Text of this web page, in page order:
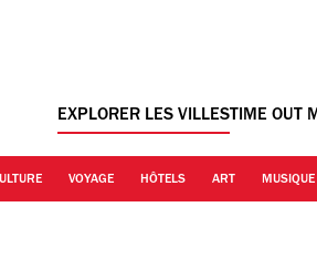
EXPLORER LES VILLESTIME OUT
VOYAGE HÔTELS ART MUSIQUE